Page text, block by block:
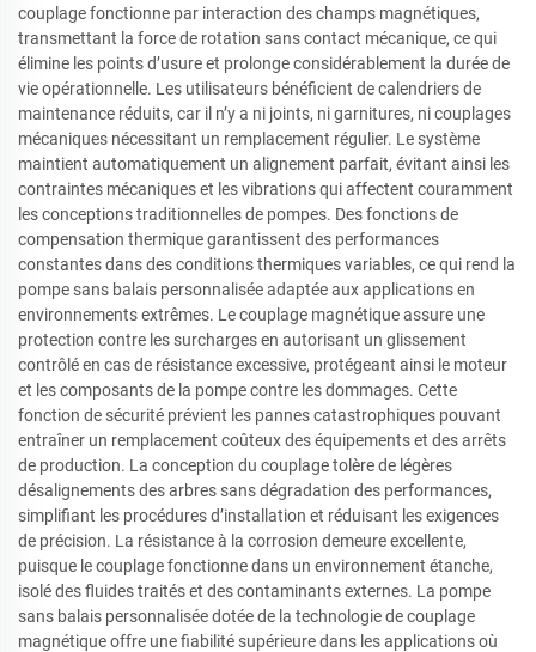
couplage fonctionne par interaction des champs magnétiques,
transmettant la force de rotation sans contact mécanique, ce qui
élimine les points d’usure et prolonge considérablement la durée de
vie opérationnelle. Les utilisateurs bénéficient de calendriers de
maintenance réduits, car il n’y a ni joints, ni garnitures, ni couplages
mécaniques nécessitant un remplacement régulier. Le système
maintient automatiquement un alignement parfait, évitant ainsi les
contraintes mécaniques et les vibrations qui affectent couramment
les conceptions traditionnelles de pompes. Des fonctions de
compensation thermique garantissent des performances
constantes dans des conditions thermiques variables, ce qui rend la
pompe sans balais personnalisée adaptée aux applications en
environnements extrêmes. Le couplage magnétique assure une
protection contre les surcharges en autorisant un glissement
contrôlé en cas de résistance excessive, protégeant ainsi le moteur
et les composants de la pompe contre les dommages. Cette
fonction de sécurité prévient les pannes catastrophiques pouvant
entraîner un remplacement coûteux des équipements et des arrêts
de production. La conception du couplage tolère de légères
désalignements des arbres sans dégradation des performances,
simplifiant les procédures d’installation et réduisant les exigences
de précision. La résistance à la corrosion demeure excellente,
puisque le couplage fonctionne dans un environnement étanche,
isolé des fluides traités et des contaminants externes. La pompe
sans balais personnalisée dotée de la technologie de couplage
magnétique offre une fiabilité supérieure dans les applications où